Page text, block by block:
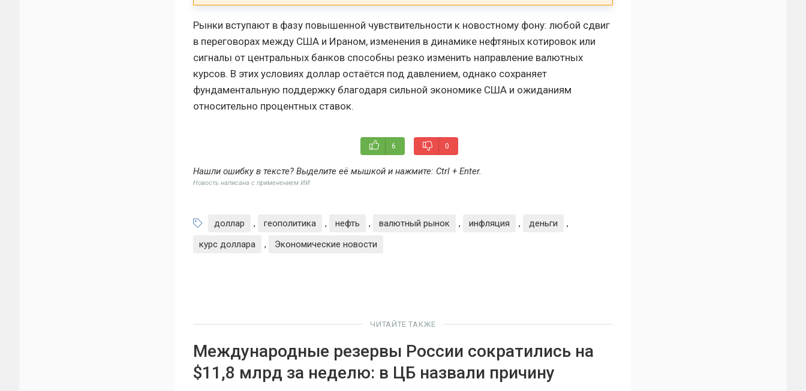
Рынки вступают в фазу повышенной чувствительности к новостному фону: любой сдвиг
в переговорах между США и Ираном, изменения в динамике нефтяных котировок или
сигналы от центральных банков способны резко изменить направление валютных
курсов. В этих условиях доллар остаётся под давлением, однако сохраняет
фундаментальную поддержку благодаря сильной экономике США и ожиданиям
относительно процентных ставок.
6 0
Нашли ошибку в тексте? Выделите её мышкой и нажмите: Ctrl + Enter.
Новость написана с применением ИИ
доллар , геополитика , нефть , валютный рынок , инфляция , деньги
,
курс доллара
, Экономические новости
ЧИТАЙТЕ ТАКЖЕ
Международные резервы России сократились на
$11,8 млрд за неделю: в ЦБ назвали причину